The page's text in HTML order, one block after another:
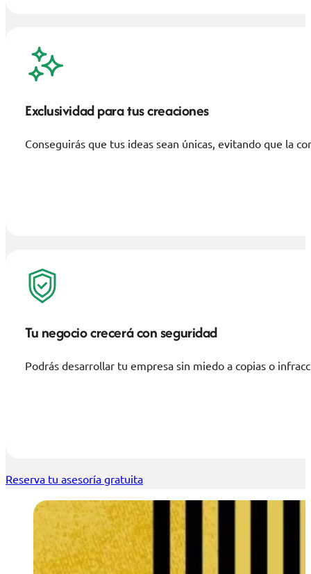
Exclusividad para tus creaciones
Conseguirás que tus ideas sean únicas, evitando que la
Tu negocio crecerá con seguridad
Podrás desarrollar tu empresa sin miedo a copias o
Reserva tu asesoría gratuita